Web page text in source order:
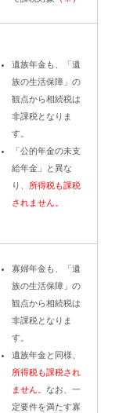
遺族年金も、「遺
族の生活保障」の
観点から相続税は
非課税となりま
す。
「公的年金の未支
給年金」と異な
り、 所得税も課税
されません。
寡婦年金も、「遺
族の生活保障」の
観点から相続税は
非課税となりま
す。
遺族年金と同様、
所得税も課税され
ません。 なお、一
定要件を満たす寡